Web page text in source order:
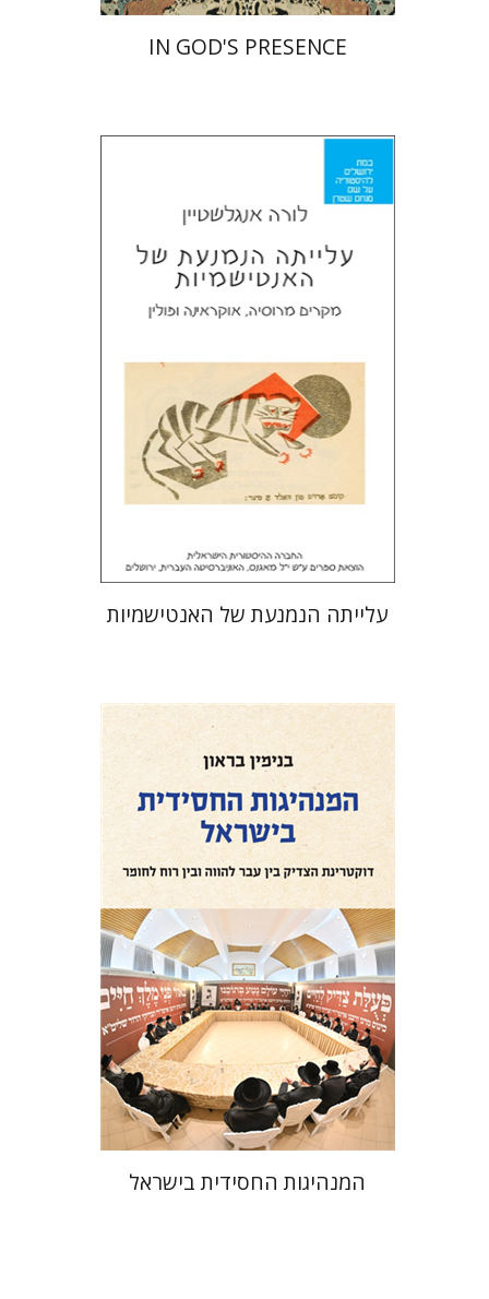
IN GOD'S PRESENCE
מירי אליאב-פלדון
דורון מגן
הנחת אתר ספר מודפס
$32
עלייתה הנמנעת של האנטישמיות
בנימין בראון
הנחת אתר ספר מודפס
$46
$41
המנהיגות החסידית בישראל